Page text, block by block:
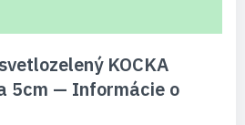
KOCKA
5cm — Informácie o